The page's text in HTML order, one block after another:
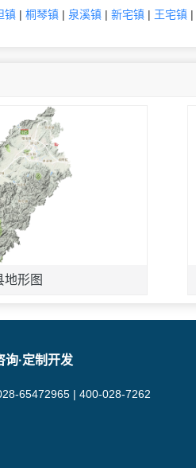
镇 | 桐琴镇 | 泉溪镇 | 新宅镇 | 王宅镇 |
地形图
询·定制开发
65472965 | 400-028-7262